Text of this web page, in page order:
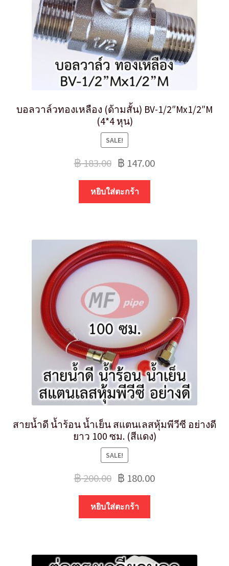
บอลวาล์วทองเหลือง (ด้ามสั้น) BV-1/2″Mx1/2″M
(4*4 หุน)
SALE!
฿183.00 ฿ 147.00
หยิบใส่ตะกร้า
สายน้ำดี น้ำร้อน น้ำเย็น สแตนเลสหุ้มพีวีซี อย่างดี
ยาว 100 ซม. (สีแดง)
SALE!
฿200.00 ฿ 180.00
หยิบใส่ตะกร้า